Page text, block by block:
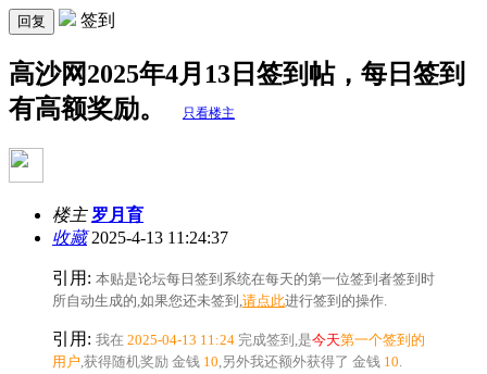
回复 签到
高沙网2025年4月13日签到帖，每日签到
有高额奖励。
只看楼主
楼主 罗月育
收藏2025-4-13 11:24:37
引用: 本贴是论坛每日签到系统在每天的第一位签到者签到时
所自动生成的,如果您还未签到, 请点此进行签到的操作.
引用: 我在 2025-04-13 11:24 完成签到,是今天第一个签到的
用户 ,获得随机奖励 金钱 10 ,另外我还额外获得了 金钱 10